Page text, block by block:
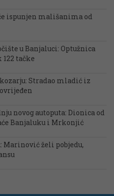
ispunjen mališanima od
u Banjaluci: Optužnica
tačke
Stradao mladić iz
novog autoputa: Dionica od
Banjaluku i Mrkonjić
Marinović želi pobjedu,